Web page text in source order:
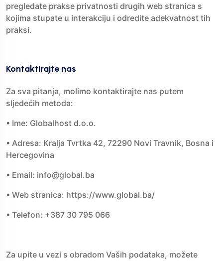
pregledate prakse privatnosti drugih web stranica s
kojima stupate u interakciju i odredite adekvatnost tih
praksi.
Kontaktirajte nas
Za sva pitanja, molimo kontaktirajte nas putem
sljedećih metoda:
• Ime: Globalhost d.o.o.
• Adresa: Kralja Tvrtka 42, 72290 Novi Travnik, Bosna i
Hercegovina
• Email: info@global.ba
• Web stranica: https://www.global.ba/
• Telefon: +387 30 795 066
Za upite u vezi s obradom Vaših podataka, možete